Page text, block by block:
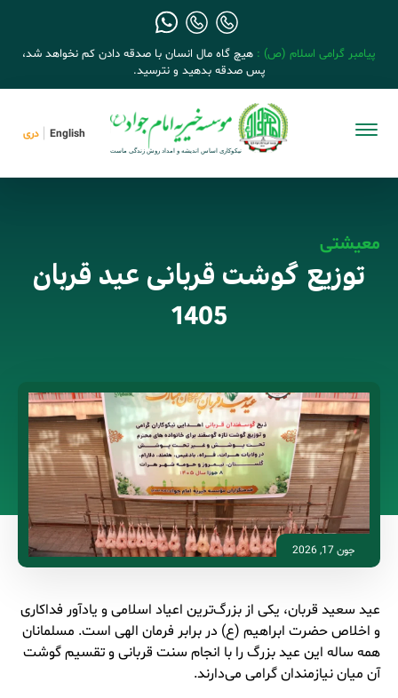
پیامبر گرامی اسلام (ص) : هیچ گاه مال انسان با صدقه دادن کم نخواهد شد،
پس صدقه بدهید و نترسید.
دری English
معیشتی
توزیع گوشت قربانی عید قربان
1405
جون 17, 2026
عید سعید قربان، یکی از بزرگ‌ترین اعیاد اسلامی و یادآور فداکاری
و اخلاص حضرت ابراهیم (ع) در برابر فرمان الهی است. مسلمانان
همه‌ ساله این عید بزرگ را با انجام سنت قربانی و تقسیم گوشت
آن میان نیازمندان گرامی می‌دارند.